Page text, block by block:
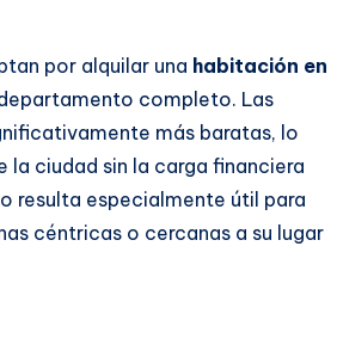
por alquilar una habitación en
completo. Las
más baratas, lo
ciudad sin la carga financiera
resulta especialmente útil para
céntricas o cercanas a su lugar